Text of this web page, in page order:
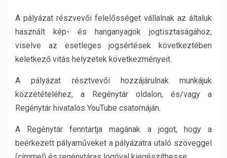
A pályázat részvevői felelősséget vállalnak az általuk
használt kép- és hanganyagok jogtisztaságához,
viselve az esetleges jogsértések következtében
keletkező vitás helyzetek következményeit.
A pályázat résztvevői hozzájárulnak munkájuk
közzétételéhez, a Regénytár oldalon, és/vagy a
Regénytár hivatalos YouTube csatornáján.
A Regénytár fenntartja magának a jogot, hogy a
beérkezett pályaműveket a pályázatra utaló szöveggel